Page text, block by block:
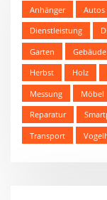
Anhänger Autos
Dienstleistung
Garten
Gebäude
Herbst
Holz
Messung
Möbel
Reparatur
Transport